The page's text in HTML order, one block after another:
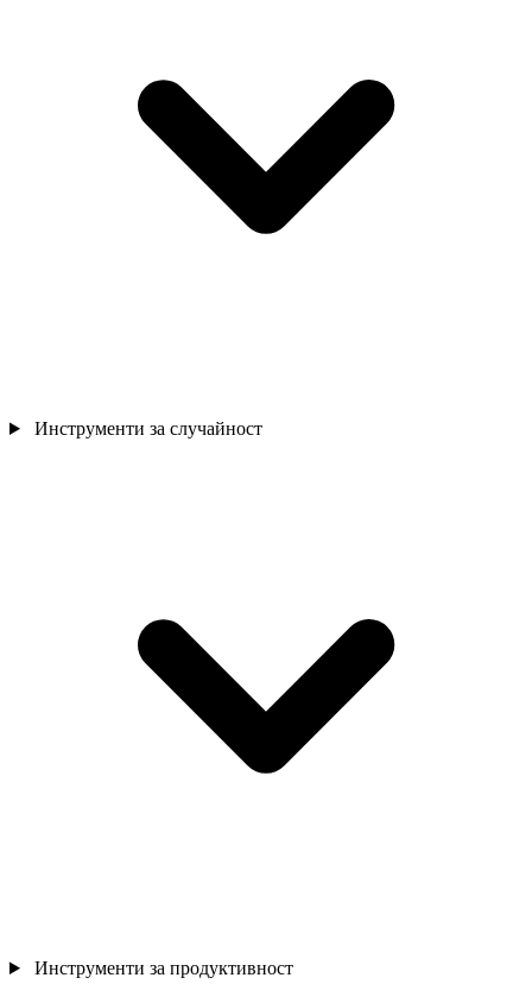
Инструменти за случайност
Инструменти за продуктивност